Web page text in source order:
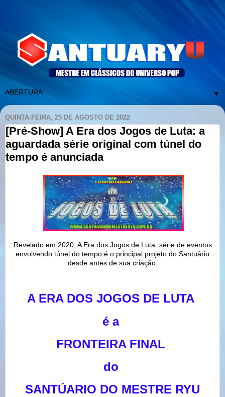
▼
QUINTA-FEIRA, 25 DE AGOSTO DE 2022
[Pré-Show] A Era dos Jogos de Luta: a
aguardada série original com túnel do
tempo é anunciada
Revelado em 2020, A Era dos Jogos de Luta: série de eventos
envolvendo túnel do tempo é o principal projeto do Santuário
desde antes de sua criação.
A ERA DOS JOGOS DE LUTA
é a
FRONTEIRA FINAL
do
SANTÚARIO DO MESTRE RYU